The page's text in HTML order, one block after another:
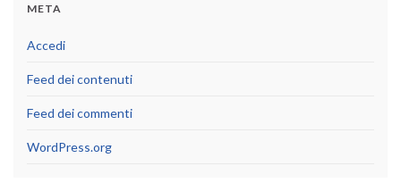
META
Accedi
Feed dei contenuti
Feed dei commenti
WordPress.org